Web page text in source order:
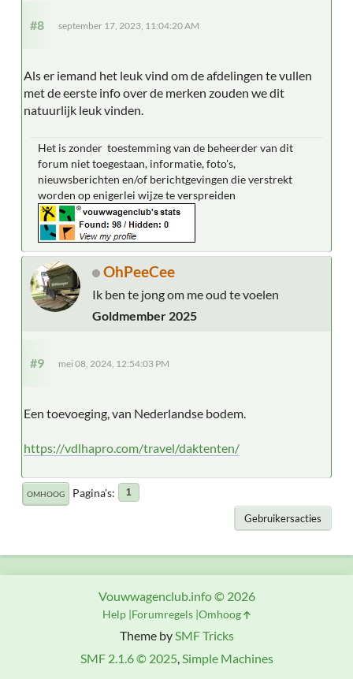
#8 september 17, 2023, 11:04:20 AM
Als er iemand het leuk vind om de afdelingen te vullen
met de eerste info over de merken zouden we dit
natuurlijk leuk vinden.
Het is zonder toestemming van de beheerder van dit
forum niet toegestaan, informatie, foto's,
nieuwsberichten en/of berichtgevingen die verstrekt
worden op enigerlei wijze te verspreiden
OhPeeCee
Ik ben te jong om me oud te voelen
Goldmember 2025
#9 mei 08, 2024, 12:54:03 PM
Een toevoeging, van Nederlandse bodem.
https://vdlhapro.com/travel/daktenten/
OMHOOG Pagina's 1
Gebruikersacties
Theme bySMF Tricks
SMF 2.1.6 © 2025,Simple Machines
Vouwwagenclub.info © 2026
Help Forumregels Omhoog